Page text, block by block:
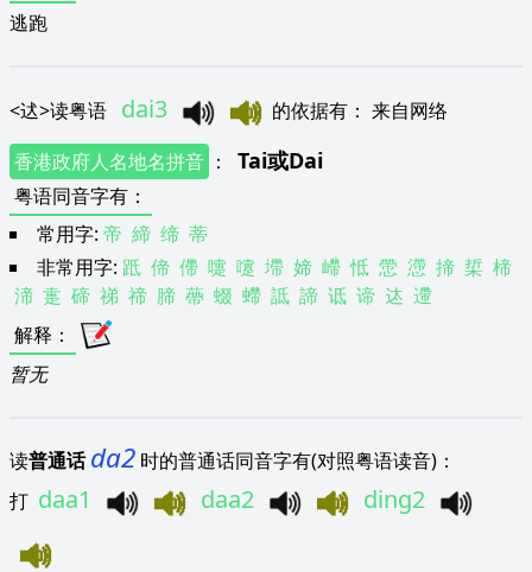
逃跑
<迖>读粤语 dai3 的依据有 ： 来自网络
香港政府人名地名拼音 ： Tai或Dai
粤语同音字有 ：
常用字: 帝 締 缔 蒂
非常用字: 䟡 偙 僀 嚏 嚔 墆 媂 嵽 怟 慸 懘 揥 梊 楴
渧 疐 碲 祶 禘 腣 蔕 蝃 螮 詆 諦 诋 谛 迏 遰
解释 ：
暂无
读普通话 da2 时的普通话同音字有(对照粤语读音)：
打 daa1 daa2 ding2